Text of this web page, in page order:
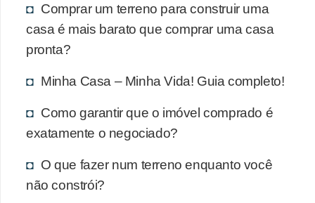
Comprar um terreno para construir uma
casa é mais barato que comprar uma casa
pronta?
Minha Casa – Minha Vida! Guia completo!
Como garantir que o imóvel comprado é
exatamente o negociado?
O que fazer num terreno enquanto você
não constrói?